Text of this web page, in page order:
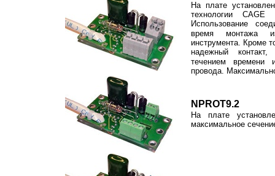
На плате
технологии CAGE
Использование
время монтажа
инструмента. Кроме
надежный
течением времени
провода.
NPROT9.2
На плате
максимальное